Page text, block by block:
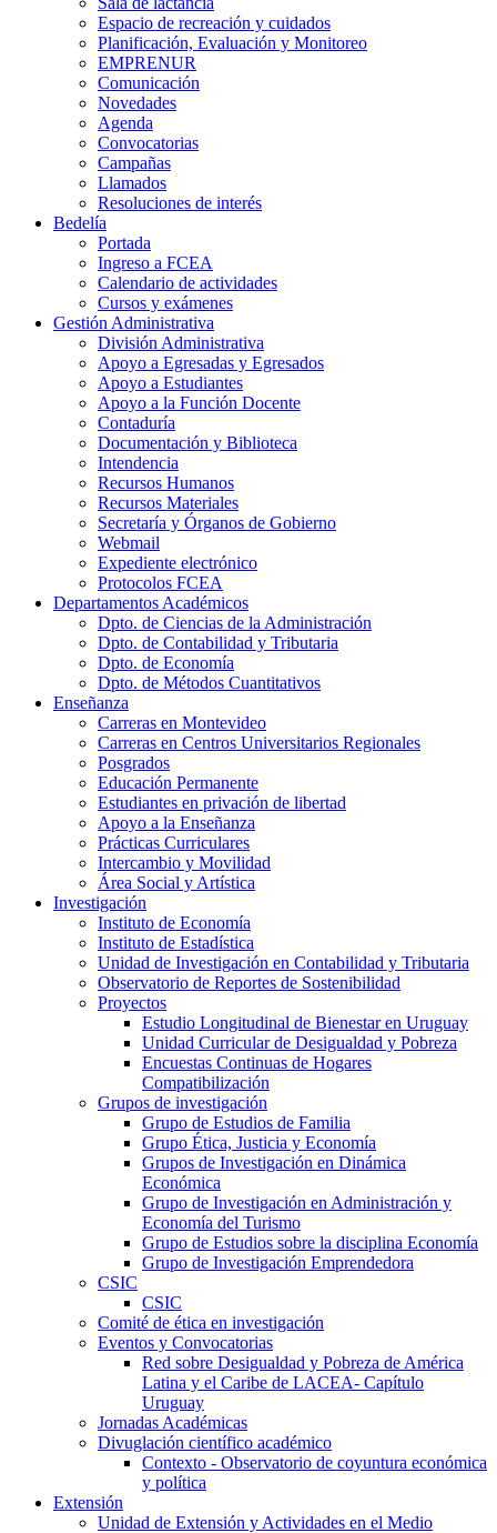
Espacio de recreación y cuidados
Planificación, Evaluación y Monitoreo
EMPRENUR
Comunicación
Novedades
Agenda
Convocatorias
Campañas
Llamados
Resoluciones de interés
Bedelía
Portada
Ingreso a FCEA
Calendario de actividades
Cursos y exámenes
Gestión Administrativa
División Administrativa
Apoyo a Egresadas y Egresados
Apoyo a Estudiantes
Apoyo a la Función Docente
Contaduría
Documentación y Biblioteca
Intendencia
Recursos Humanos
Recursos Materiales
Secretaría y Órganos de Gobierno
Webmail
Expediente electrónico
Protocolos FCEA
Departamentos Académicos
Dpto. de Ciencias de la Administración
Dpto. de Contabilidad y Tributaria
Dpto. de Economía
Dpto. de Métodos Cuantitativos
Enseñanza
Carreras en Montevideo
Carreras en Centros Universitarios Regionales
Posgrados
Educación Permanente
Estudiantes en privación de libertad
Apoyo a la Enseñanza
Prácticas Curriculares
Intercambio y Movilidad
Área Social y Artística
Investigación
Instituto de Economía
Instituto de Estadística
Unidad de Investigación en Contabilidad y Tributaria
Observatorio de Reportes de Sostenibilidad
Proyectos
Estudio Longitudinal de Bienestar en Uruguay
Unidad Curricular de Desigualdad y Pobreza
Encuestas Continuas de Hogares
Compatibilización
Grupos de investigación
Grupo de Estudios de Familia
Grupo Ética, Justicia y Economía
Grupos de Investigación en Dinámica
Económica
Grupo de Investigación en Administración y
Economía del Turismo
Grupo de Estudios sobre la disciplina Economía
Grupo de Investigación Emprendedora
CSIC
CSIC
Comité de ética en investigación
Eventos y Convocatorias
Red sobre Desigualdad y Pobreza de América
Latina y el Caribe de LACEA- Capítulo
Uruguay
Jornadas Académicas
Divuglación científico académico
Contexto - Observatorio de coyuntura económica
y política
Extensión
Unidad de Extensión y Actividades en el Medio